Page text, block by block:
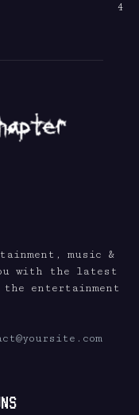
4
music &
with the latest
entertainment